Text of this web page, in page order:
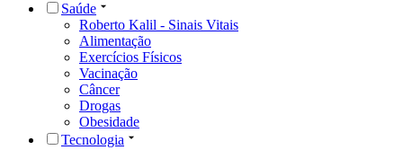
Saúde
Roberto Kalil - Sinais Vitais
Alimentação
Exercícios Físicos
Vacinação
Câncer
Drogas
Obesidade
Tecnologia